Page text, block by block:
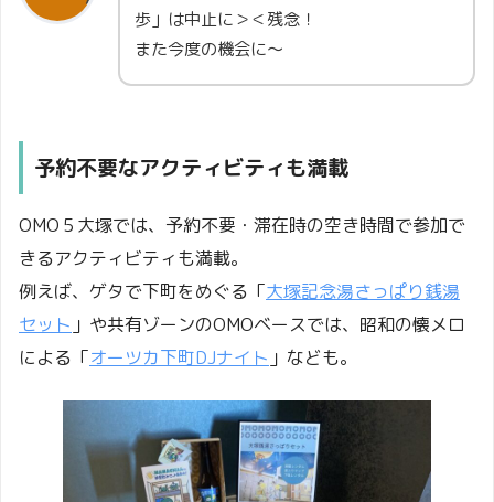
歩」は中止に＞＜残念！
また今度の機会に～
予約不要なアクティビティも満載
OMO５大塚では、予約不要・滞在時の空き時間で参加で
きるアクティビティも満載。
例えば、ゲタで下町をめぐる「大塚記念湯さっぱり銭湯
セット 」や共有ゾーンのOMOベースでは、昭和の懐メロ
による「オーツカ下町DJナイト 」なども。